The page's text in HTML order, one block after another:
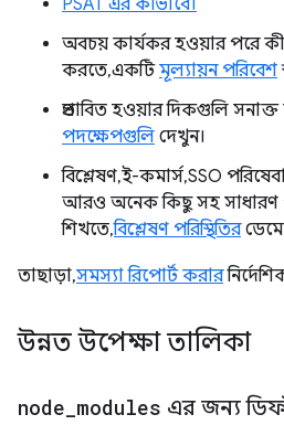
PSAT এর কীভাবে।
অবচয় কার্যকর হওয়ার পরে কী
করতে, একটিমূল্যায়ন পরিবেশ
প্রভাবিত হওয়ার দিকগুলি
পদক্ষেপগুলি দেখুন।
বিশ্লেষণ, ই-কমার্স, SSO
আরও অনেক কিছু সহ সাধারণ
শিখতে,বিশ্লেষণ পরিস্থিতির
তাছাড়া,সমস্যা রিপোর্ট করার
উন্নত উপেক্ষা তালিকা
node modules এর জন্য